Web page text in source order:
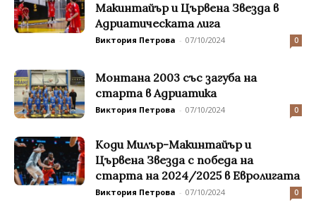
Макинтайър и Цървена Звезда в
Адриатическата лига
Виктория Петрова - 07/10/2024 0
Монтана 2003 със загуба на
старта в Адриатика
Виктория Петрова - 07/10/2024 0
Коди Милър-Макинтайър и
Цървена Звезда с победа на
старта на 2024/2025 в Евролигата
Виктория Петрова - 07/10/2024 0